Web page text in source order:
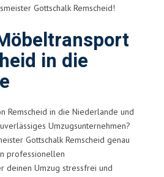
Gottschalk Remscheid!
in die
Remscheid in die Niederlande und
Umzugsunternehmen?
Gottschalk Remscheid genau
professionellen
deinen Umzug stressfrei und